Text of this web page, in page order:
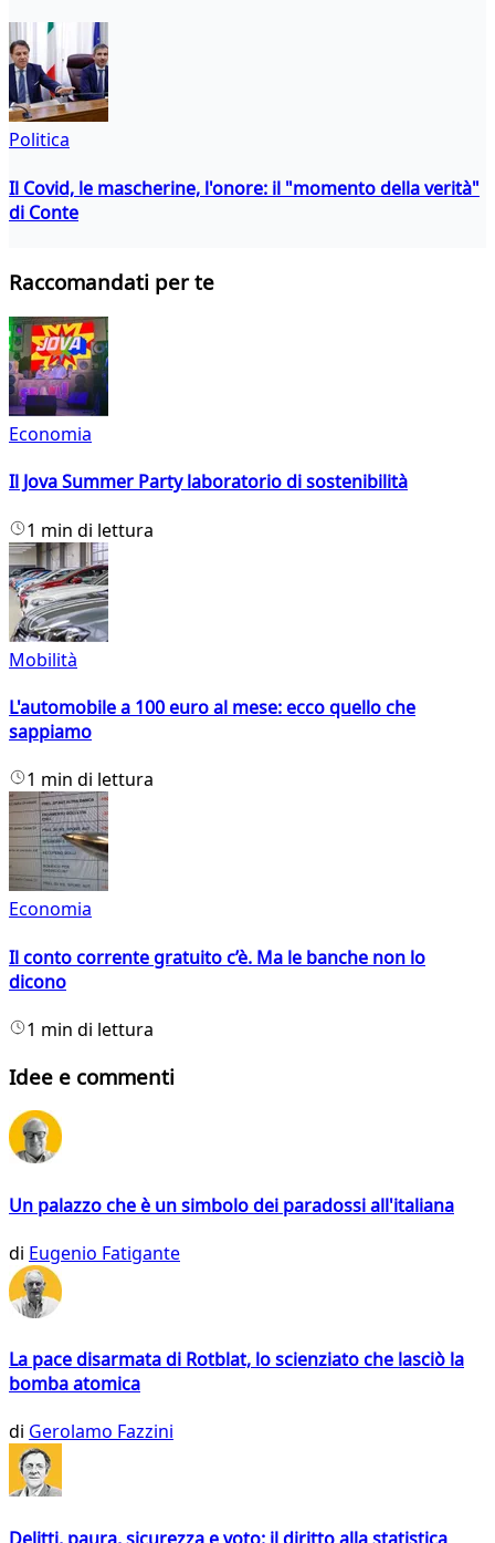
Politica
Il Covid, le mascherine, l'onore: il "momento della verità"
di Conte
Raccomandati per te
Economia
Il Jova Summer Party laboratorio di sostenibilità
1 min di lettura
Mobilità
L'automobile a 100 euro al mese: ecco quello che
sappiamo
1 min di lettura
Economia
Il conto corrente gratuito c’è. Ma le banche non lo
dicono
1 min di lettura
Idee e commenti
Un palazzo che è un simbolo dei paradossi all'italiana
di Eugenio Fatigante
La pace disarmata di Rotblat, lo scienziato che lasciò la
bomba atomica
di Gerolamo Fazzini
Delitti, paura, sicurezza e voto: il diritto alla statistica